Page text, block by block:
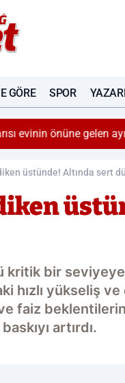
GÖRE SPOR
evinin önüne gelen
üstünde! Altında sert
kritik bir
hızlı yükseliş
ve faiz
artırdı.